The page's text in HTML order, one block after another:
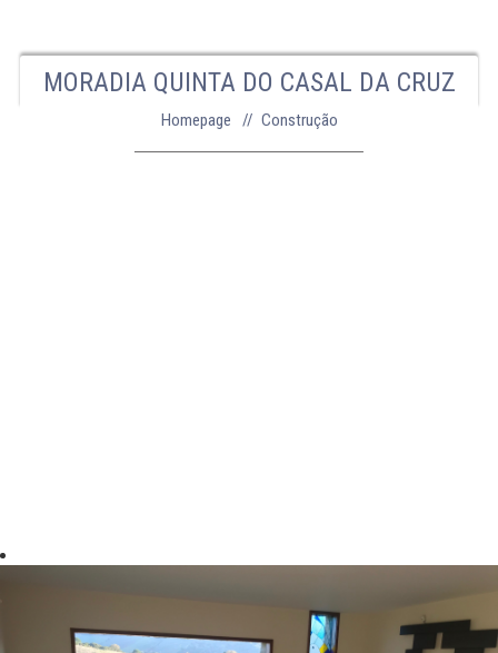
MORADIA QUINTA DO CASAL DA CRUZ
Homepage Construção